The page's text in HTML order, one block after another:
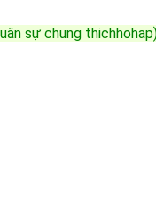
sự chung